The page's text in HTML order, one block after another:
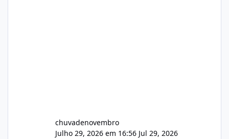
chuvadenovembro
Julho 29, 2026 em 16:56 Jul 29, 2026